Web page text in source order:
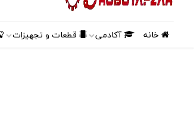
خانه آکادمی قطعات و تجهیزات